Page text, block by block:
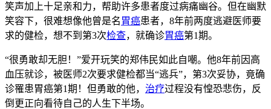
笑声加上十足亲和力，帮助许多患者度过病痛幽谷。但在幽默
笑容下，很难想像他曾是名 胃癌患者，8年前两度逃避医师要
求的健检，想不到第3次检查，就确诊胃癌第1期。
“很勇敢却无胆！”爱开玩笑的郑伟民如此自嘲。他8年前因高
血压就诊，被医师2次要求健检都当“逃兵”，第3次妥协，竟确
诊罹患胃癌第1期！但勇敢的他， 治疗过程没有惶恐悲伤，反
倒更正向看待自己的人生下半场。